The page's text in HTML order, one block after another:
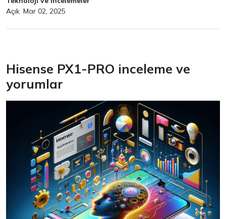
Açık Mar 02, 2025
Hisense PX1-PRO inceleme ve
yorumlar